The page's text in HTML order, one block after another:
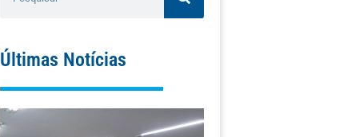
Últimas Notícias